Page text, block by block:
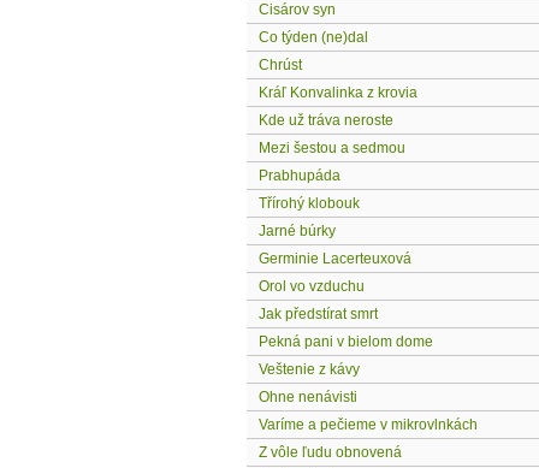
Cisárov syn
Co týden (ne)dal
Chrúst
Kráľ Konvalinka z krovia
Kde už tráva neroste
Mezi šestou a sedmou
Prabhupáda
Třírohý klobouk
Jarné búrky
Germinie Lacerteuxová
Orol vo vzduchu
Jak předstírat smrt
Pekná pani v bielom dome
Veštenie z kávy
Ohne nenávisti
Varíme a pečieme v mikrovlnkách
Z vôle ľudu obnovená